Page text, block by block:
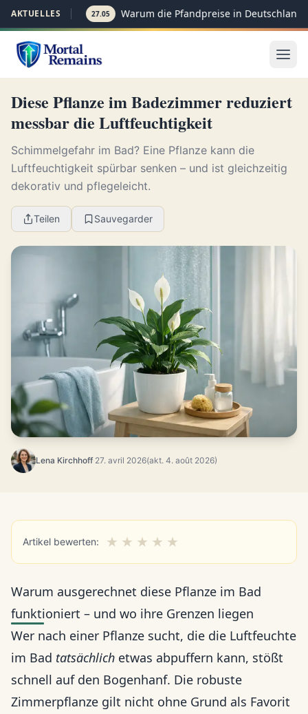
AKTUELLES 27.05 Warum die Pfandpreise in
Diese Pflanze im Badezimmer reduziert
messbar die Luftfeuchtigkeit
Schimmelgefahr im Bad? Eine Pflanze kann die
Luftfeuchtigkeit spürbar senken – und ist gleichzeitig
dekorativ und pflegeleicht.
Teilen Sauvegarder
Lena Kirchhoff·27. avril 2026(akt. 4. août 2026)
Artikel bewerten: ★ ★ ★ ★ ★
Warum ausgerechnet diese Pflanze im Bad
funktioniert – und wo ihre Grenzen liegen
Wer nach einer Pflanze sucht, die die Luftfeuchte
im Bad tatsächlich etwas abpuffern kann, stößt
schnell auf den Bogenhanf. Die robuste
Zimmerpflanze gilt nicht ohne Grund als Favorit